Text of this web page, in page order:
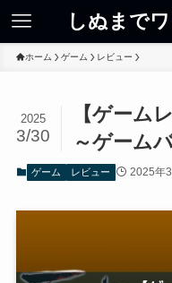
しぬまで
ホーム ゲーム レビュー
【ゲーム
～ゲーム
2025
3/30
ゲーム レビュー 2025年